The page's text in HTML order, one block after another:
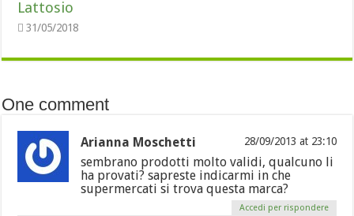
Lattosio
31/05/2018
One comment
Arianna Moschetti 28/09/2013 at 23:10
sembrano prodotti molto validi, qualcuno li
ha provati? sapreste indicarmi in che
supermercati si trova questa marca?
Accedi per rispondere